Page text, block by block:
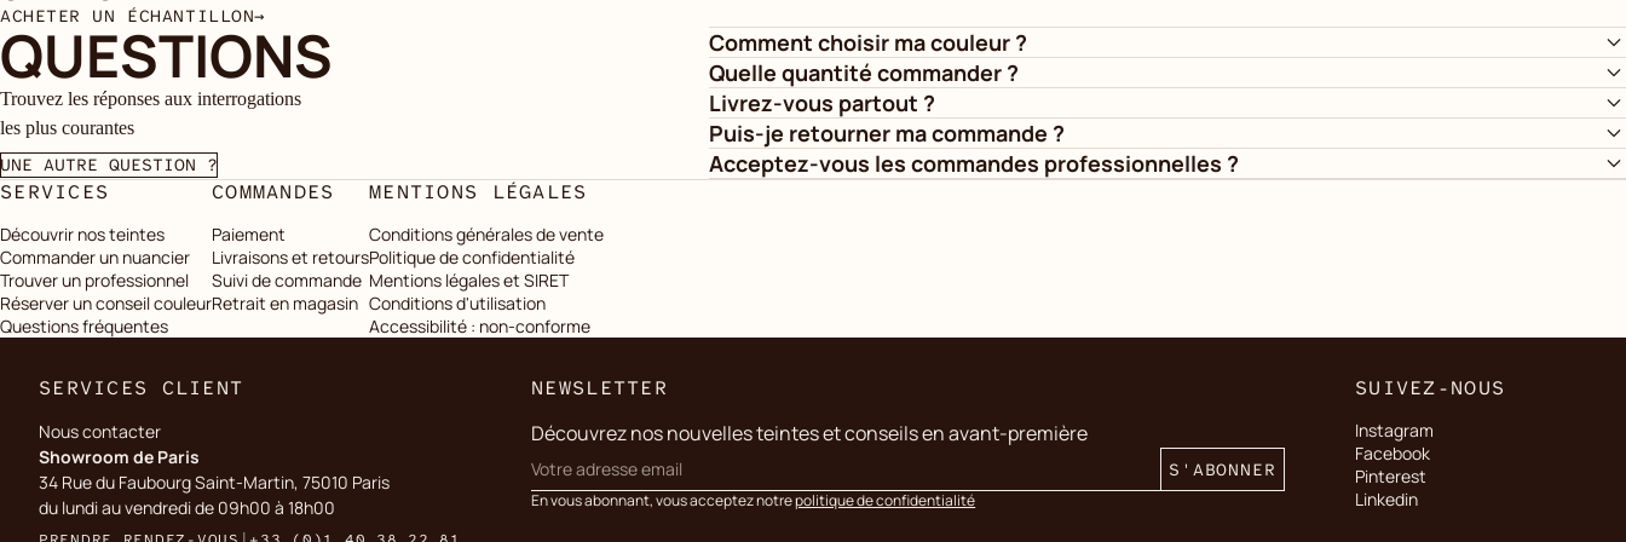
ACHETER UN ÉCHANTILLON→
QUESTIONS
Trouvez les réponses aux interrogations
les plus courantes
UNE AUTRE QUESTION ?
Comment choisir ma couleur ?
Quelle quantité commander ?
Livrez-vous partout ?
Puis-je retourner ma commande ?
Acceptez-vous les commandes professionnelles ?
SERVICES
Découvrir nos teintes
Commander un nuancier
Trouver un professionnel
Réserver un conseil couleur
Questions fréquentes
COMMANDES
Paiement
Livraisons et retours
Suivi de commande
Retrait en magasin
MENTIONS LÉGALES
Conditions générales de vente
Politique de confidentialité
Mentions légales et SIRET
Conditions d'utilisation
Accessibilité : non-conforme
SERVICES CLIENT
Nous contacter
Showroom de Paris
34 Rue du Faubourg Saint-Martin, 75010 Paris
du lundi au vendredi de 09h00 à 18h00
NEWSLETTER
Découvrez nos nouvelles teintes et conseils en avant-première
S'ABONNER
En vous abonnant, vous acceptez notrepolitique de confidentialité
SUIVEZ-NOUS
Instagram
Facebook
Pinterest
Linkedin